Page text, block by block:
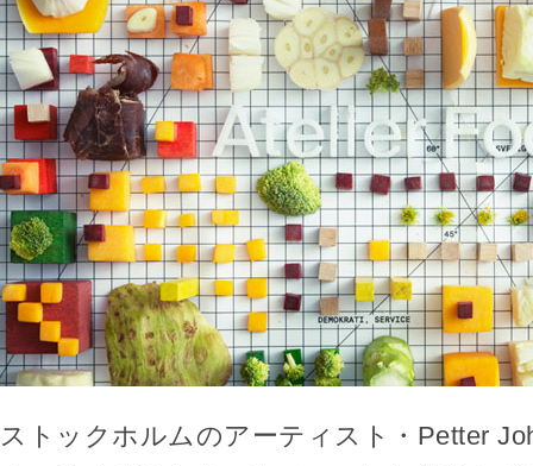
ストックホルムのアーティスト・Petter